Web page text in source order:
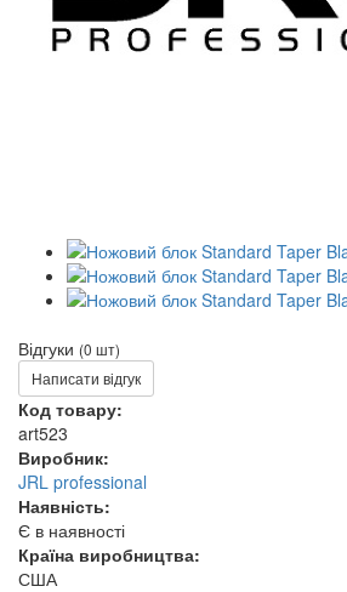
Відгуки (0 шт)
Написати відгук
Код товару:
art523
Виробник:
JRL professional
Наявність:
Є в наявності
Країна виробництва:
США